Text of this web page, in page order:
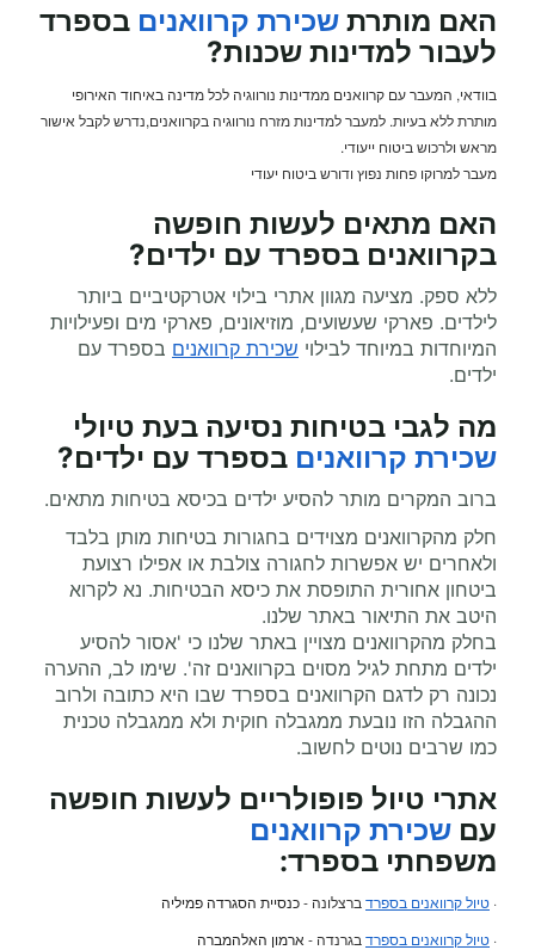
האם מותרת שכירת קרוואנים בספרד
לעבור למדינות שכנות?
בוודאי, המעבר עם קרוואנים ממדינות נורווגיה לכל מדינה באיחוד האירופי
מותרת ללא בעיות. למעבר למדינות מזרח נורווגיה בקרוואנים,נדרש לקבל אישור
מראש ולרכוש ביטוח ייעודי.
מעבר למרוקו פחות נפוץ ודורש ביטוח יעודי
האם מתאים לעשות חופשה
בקרוואנים בספרד עם ילדים?
ללא ספק. מציעה מגוון אתרי בילוי אטרקטיביים ביותר
לילדים. פארקי שעשועים, מוזיאונים, פארקי מים ופעילויות
המיוחדות במיוחד לבילוי שכירת קרוואנים בספרד עם
ילדים.
מה לגבי בטיחות נסיעה בעת טיולי
שכירת קרוואנים בספרד עם ילדים?
ברוב המקרים מותר להסיע ילדים בכיסא בטיחות מתאים.
חלק מהקרוואנים מצוידים בחגורות בטיחות מותן בלבד
ולאחרים יש אפשרות לחגורה צולבת או אפילו רצועת
ביטחון אחורית התופסת את כיסא הבטיחות. נא לקרוא
היטב את התיאור באתר שלנו.
בחלק מהקרוואנים מצויין באתר שלנו כי 'אסור להסיע
ילדים מתחת לגיל מסוים בקרוואנים זה'. שימו לב, ההערה
נכונה רק לדגם הקרוואנים בספרד שבו היא כתובה ולרוב
ההגבלה הזו נובעת ממגבלה חוקית ולא ממגבלה טכנית
כמו שרבים נוטים לחשוב.
אתרי טיול פופולריים לעשות חופשה
עם שכירת קרוואנים
משפחתי בספרד:
· טיול קרוואנים בספרד ברצלונה - כנסיית הסגרדה פמיליה
· טיול קרוואנים בספרד בגרנדה - ארמון האלהמברה